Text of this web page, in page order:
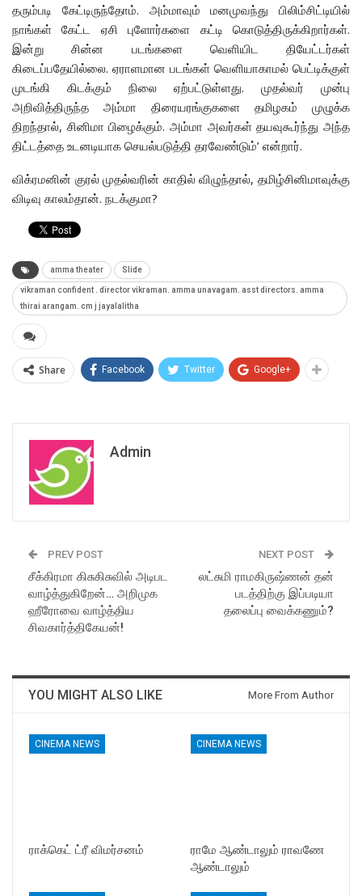
தரும்படி கேட்டிருந்தோம். அம்மாவும் மனமுவந்து பிலிம்சிட்டியில்
நாங்கள் கேட்ட ஏசி புளோர்களை கட்டி கொடுத்திருக்கிறார்கள்.
இன்று சின்ன படங்களை வெளியிட தியேட்டர்கள்
கிடைப்பதேயில்லை. ஏராளமான படங்கள் வெளியாகாமல் பெட்டிக்குள்
முடங்கி கிடக்கும் நிலை ஏற்பட்டுள்ளது. முதல்வர் முன்பு
அறிவித்திருந்த அம்மா திரையரங்குகளை தமிழகம் முழுக்க
திறந்தால், சினிமா பிழைக்கும். அம்மா அவர்கள் தயவுகூர்ந்து அந்த
திட்டத்தை உடனடியாக செயல்படுத்தி தரவேண்டும்’ என்றார்.
விக்ரமனின் குரல் முதல்வரின் காதில் விழுந்தால், தமிழ்சினிமாவுக்கு
விடிவு காலம்தான். நடக்குமா?
amma theater Slide
vikraman confident . director vikraman. amma unavagam. asst directors. amma
thirai arangam. cm j jayalalitha
Share Facebook Twitter Google+
Admin
PREV POST
சீக்கிரமா கிசுகிசுவில் அடிபட
வாழ்த்துகிறேன்… அறிமுக
ஹீரோவை வாழ்த்திய
சிவகார்த்திகேயன்!
NEXT POST
லட்சுமி ராமகிருஷ்ணன் தன்
படத்திற்கு இப்படியா
தலைப்பு வைக்கணும்?
YOU MIGHT ALSO LIKE More From Author
CINEMA NEWS
ராக்கெட் ட்ரீ விமர்சனம்
CINEMA NEWS
ராமே ஆண்டாலும் ராவணே
ஆண்டாலும்